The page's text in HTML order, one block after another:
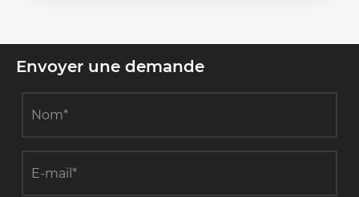
Envoyer une demande